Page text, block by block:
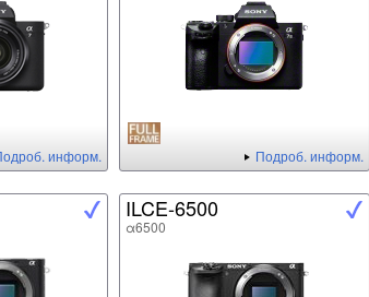
информ. Подроб. информ.
ILCE-6500
α6500